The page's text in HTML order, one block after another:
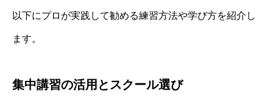
以下にプロが実践して勧める練習方法や学び方を紹介し
ます。
集中講習の活用とスクール選び